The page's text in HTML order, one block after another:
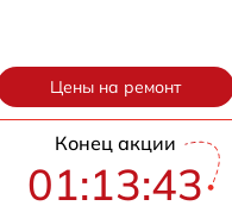
Цены на ремонт
Конец акции
01:13:42